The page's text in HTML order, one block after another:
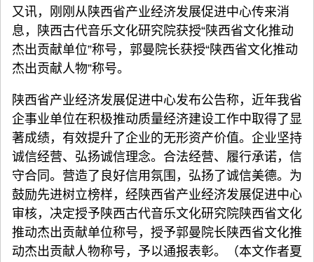
又讯，刚刚从陕西省产业经济发展促进中心传来消
息，陕西古代音乐文化研究院获授“陕西省文化推动
杰出贡献单位”称号，郭曼院长获授“陕西省文化推动
杰出贡献人物”称号。
陕西省产业经济发展促进中心发布公告称，近年我省
企事业单位在积极推动质量经济建设工作中取得了显
著成绩，有效提升了企业的无形资产价值。企业坚持
诚信经营、弘扬诚信理念。合法经营、履行承诺，信
守合同。营造了良好信用氛围，弘扬了诚信美德。为
鼓励先进树立榜样，经陕西省产业经济发展促进中心
审核，决定授予陕西古代音乐文化研究院陕西省文化
推动杰出贡献单位称号，授予郭曼院长陕西省文化推
动杰出贡献人物称号，予以通报表彰。（本文作者夏